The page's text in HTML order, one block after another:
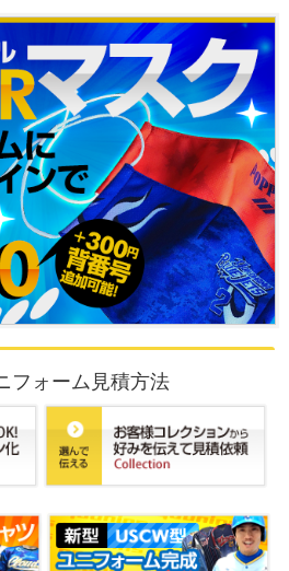
フォーム見積方法